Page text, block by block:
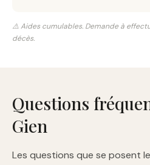
⚠️ Aides cumulables. Demande à
décès.
Questions
Gien
Les questions que se posent